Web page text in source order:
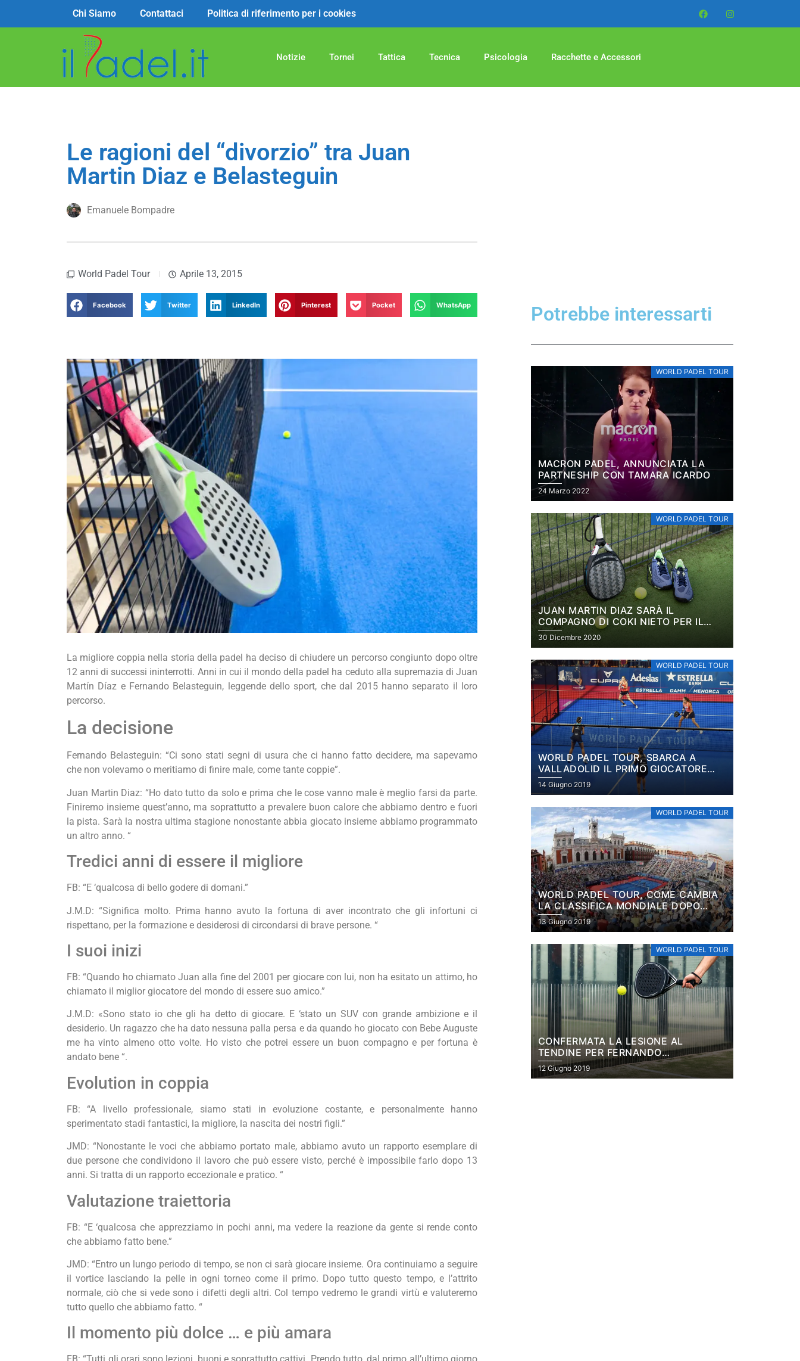
Chi Siamo Contattaci Politica di riferimento per i cookies
Notizie Tornei Tattica Tecnica Psicologia Racchette e Accessori
Le ragioni del “divorzio” tra Juan
Martin Diaz e Belasteguin
Emanuele Bompadre
World Padel Tour Aprile 13, 2015
Facebook Twitter LinkedIn Pinterest Pocket WhatsApp
La migliore coppia nella storia della padel ha deciso di chiudere un percorso congiunto dopo oltre
12 anni di successi ininterrotti. Anni in cui il mondo della padel ha ceduto alla supremazia di Juan
Martín Díaz e Fernando Belasteguin, leggende dello sport, che dal 2015 hanno separato il loro
percorso.
La decisione
Fernando Belasteguin: “Ci sono stati segni di usura che ci hanno fatto decidere, ma sapevamo
che non volevamo o meritiamo di finire male, come tante coppie”.
Juan Martin Diaz: “Ho dato tutto da solo e prima che le cose vanno male è meglio farsi da parte.
Finiremo insieme quest’anno, ma soprattutto a prevalere buon calore che abbiamo dentro e fuori
la pista. Sarà la nostra ultima stagione nonostante abbia giocato insieme abbiamo programmato
un altro anno. “
Tredici anni di essere il migliore
FB: “E ‘qualcosa di bello godere di domani.”
J.M.D: “Significa molto. Prima hanno avuto la fortuna di aver incontrato che gli infortuni ci
rispettano, per la formazione e desiderosi di circondarsi di brave persone. “
I suoi inizi
FB: “Quando ho chiamato Juan alla fine del 2001 per giocare con lui, non ha esitato un attimo, ho
chiamato il miglior giocatore del mondo di essere suo amico.”
J.M.D: «Sono stato io che gli ha detto di giocare. E ‘stato un SUV con grande ambizione e il
desiderio. Un ragazzo che ha dato nessuna palla persa e da quando ho giocato con Bebe Auguste
me ha vinto almeno otto volte. Ho visto che potrei essere un buon compagno e per fortuna è
andato bene “.
Evolution in coppia
FB: “A livello professionale, siamo stati in evoluzione costante, e personalmente hanno
sperimentato stadi fantastici, la migliore, la nascita dei nostri figli.”
JMD: “Nonostante le voci che abbiamo portato male, abbiamo avuto un rapporto esemplare di
due persone che condividono il lavoro che può essere visto, perché è impossibile farlo dopo 13
anni. Si tratta di un rapporto eccezionale e pratico. “
Valutazione traiettoria
FB: “E ‘qualcosa che apprezziamo in pochi anni, ma vedere la reazione da gente si rende conto
che abbiamo fatto bene.”
JMD: “Entro un lungo periodo di tempo, se non ci sarà giocare insieme. Ora continuiamo a seguire
il vortice lasciando la pelle in ogni torneo come il primo. Dopo tutto questo tempo, e l’attrito
normale, ciò che si vede sono i difetti degli altri. Col tempo vedremo le grandi virtù e valuteremo
tutto quello che abbiamo fatto. “
Il momento più dolce … e più amara
Potrebbe interessarti
WORLD PADEL TOUR
MACRON PADEL, ANNUNCIATA LA
PARTNESHIP CON TAMARA ICARDO
24 Marzo 2022
WORLD PADEL TOUR
JUAN MARTIN DIAZ SARÀ IL
COMPAGNO DI COKI NIETO PER IL
2021
30 Dicembre 2020
WORLD PADEL TOUR
WORLD PADEL TOUR, SBARCA A
VALLADOLID IL PRIMO GIOCATORE
GIAPPONESE
14 Giugno 2019
WORLD PADEL TOUR
WORLD PADEL TOUR, COME CAMBIA
LA CLASSIFICA MONDIALE DOPO
BUENOS AIRES
13 Giugno 2019
WORLD PADEL TOUR
CONFERMATA LA LESIONE AL
TENDINE PER FERNANDO
BELASTEGUÍN
12 Giugno 2019